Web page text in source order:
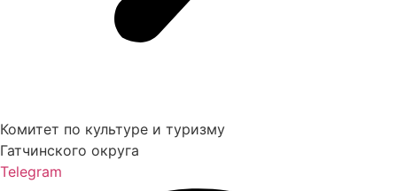
Комитет по культуре и туризму
Гатчинского округа
Telegram